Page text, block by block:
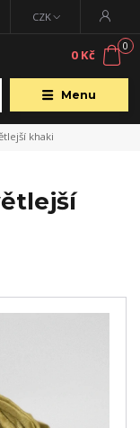
Menu
CZK
0
0 Kč
khaki